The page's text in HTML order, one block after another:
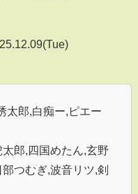
太郎,白痴ー,ピエー
郎,四国めたん,玄野
つむぎ,波音リツ,剣